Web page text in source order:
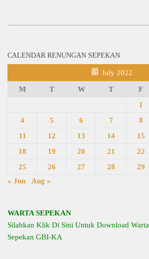
CALENDAR RENUNGAN SEPEKAN
July 2022
M T W T F
1
4
5 6 7 8
11
12 13 14 15
18
19 20 21 22
25
26 27 28 29
« Jun
Aug »
WARTA SEPEKAN
Silahkan Klik Di Sini Untuk Download Warta
Sepekan GBI-KA